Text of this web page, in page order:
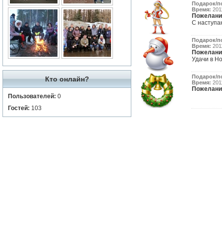
Кто онлайн?
Пользователей: 0
Гостей: 103
Подарок/
Время:
С
Подарок/
Время:
Удачи в
Подарок/
Время: